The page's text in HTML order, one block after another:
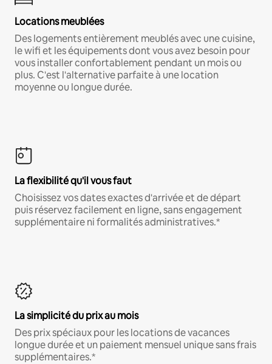
Locations meublées
Des logements entièrement meublés avec une cuisine,
le wifi et les équipements dont vous avez besoin pour
vous installer confortablement pendant un mois ou
plus. C'est l'alternative parfaite à une location
moyenne ou longue durée.
La flexibilité qu'il vous faut
Choisissez vos dates exactes d'arrivée et de départ
puis réservez facilement en ligne, sans engagement
supplémentaire ni formalités administratives.*
La simplicité du prix au mois
Des prix spéciaux pour les locations de vacances
longue durée et un paiement mensuel unique sans frais
supplémentaires.*